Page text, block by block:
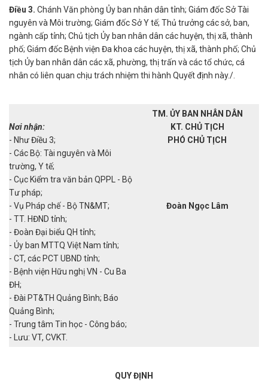
Điều 3. Chánh Văn phòng Ủy ban nhân dân tỉnh; Giám đốc Sở Tài
nguyên và Môi trường; Giám đốc Sở Y tế; Thủ trưởng các sở, ban,
ngành cấp tỉnh; Chủ tịch Ủy ban nhân dân các huyện, thị xã, thành
phố; Giám đốc Bệnh viện Đa khoa các huyện, thị xã, thành phố; Chủ
tịch Ủy ban nhân dân các xã, phường, thị trấn và các tổ chức, cá
nhân có liên quan chịu trách nhiệm thi hành Quyết định này./.
Nơi nhận:
- Như Điều 3;
- Các Bộ: Tài nguyên và Môi
trường, Y tế;
- Cục Kiểm tra văn bản QPPL - Bộ
Tư pháp;
- Vụ Pháp chế - Bộ TN&MT;
- TT. HĐND tỉnh;
- Đoàn Đại biểu QH tỉnh;
- Ủy ban MTTQ Việt Nam tỉnh;
- CT, các PCT UBND tỉnh;
- Bệnh viện Hữu nghị VN - Cu Ba
ĐH;
- Đài PT&TH Quảng Bình; Báo
Quảng Bình;
- Trung tâm Tin học - Công báo;
- Lưu: VT, CVKT.
TM. ỦY BAN NHÂN DÂN
KT. CHỦ TỊCH
PHÓ CHỦ TỊCH
Đoàn Ngọc Lâm
QUY ĐỊNH